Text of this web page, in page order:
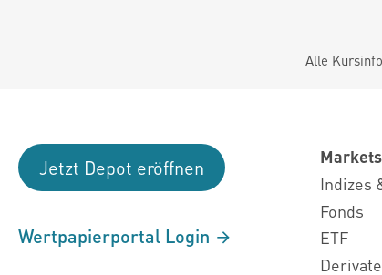
Alle
Jetzt Depot eröffnen
Wertpapierportal Login
Markets
Indizes
Fonds
ETF
Derivate